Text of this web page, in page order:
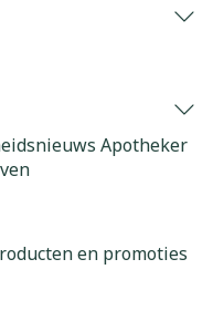
Apotheker
en promoties